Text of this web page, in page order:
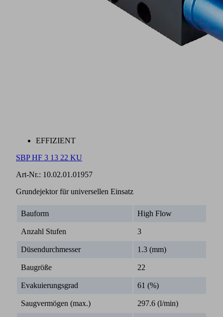
EFFIZIENT
SBP HF 3 13 22 KU
Art-Nr.: 10.02.01.01957
Grundejektor für universellen Einsatz
Bauform High Flow
Anzahl Stufen 3
Düsendurchmesser 1.3 (mm)
Baugröße 22
Evakuierungsgrad 61 (%)
Saugvermögen (max.) 297.6 (l/min)